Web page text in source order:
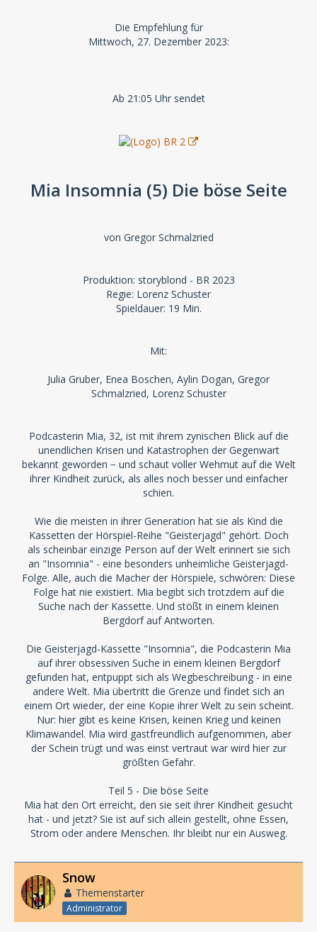
Die Empfehlung für
Mittwoch, 27. Dezember 2023:
Ab 21:05 Uhr sendet
Mia Insomnia (5) Die böse Seite
von Gregor Schmalzried
Produktion: storyblond - BR 2023
Regie: Lorenz Schuster
Spieldauer: 19 Min.
Mit:
Julia Gruber, Enea Boschen, Aylin Dogan, Gregor
Schmalzried, Lorenz Schuster
Podcasterin Mia, 32, ist mit ihrem zynischen Blick auf die
unendlichen Krisen und Katastrophen der Gegenwart
bekannt geworden − und schaut voller Wehmut auf die Welt
ihrer Kindheit zurück, als alles noch besser und einfacher
schien.
Wie die meisten in ihrer Generation hat sie als Kind die
Kassetten der Hörspiel-Reihe "Geisterjagd" gehört. Doch
als scheinbar einzige Person auf der Welt erinnert sie sich
an "Insomnia" - eine besonders unheimliche Geisterjagd-
Folge. Alle, auch die Macher der Hörspiele, schwören: Diese
Folge hat nie existiert. Mia begibt sich trotzdem auf die
Suche nach der Kassette. Und stößt in einem kleinen
Bergdorf auf Antworten.
Die Geisterjagd-Kassette "Insomnia", die Podcasterin Mia
auf ihrer obsessiven Suche in einem kleinen Bergdorf
gefunden hat, entpuppt sich als Wegbeschreibung - in eine
andere Welt. Mia übertritt die Grenze und findet sich an
einem Ort wieder, der eine Kopie ihrer Welt zu sein scheint.
Nur: hier gibt es keine Krisen, keinen Krieg und keinen
Klimawandel. Mia wird gastfreundlich aufgenommen, aber
der Schein trügt und was einst vertraut war wird hier zur
größten Gefahr.
Teil 5 - Die böse Seite
Mia hat den Ort erreicht, den sie seit ihrer Kindheit gesucht
hat - und jetzt? Sie ist auf sich allein gestellt, ohne Essen,
Strom oder andere Menschen. Ihr bleibt nur ein Ausweg.
Snow
Themenstarter
Administrator